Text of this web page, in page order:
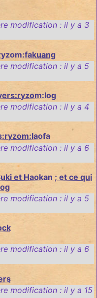
modification : il y a 3
modification : il y a 5
modification : il y a 4
modification : il y a 6
et Haokan ; et ce qui
modification : il y a 5
modification : il y a 6
modification : il y a 15